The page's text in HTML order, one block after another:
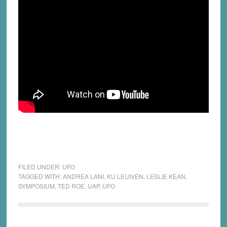
FILED UNDER: UFO
TAGGED WITH:ANDREA LANI, KU LEUIVEN LESLIE KEAN
SYMPOSIUM TED ROE UAP, UFO